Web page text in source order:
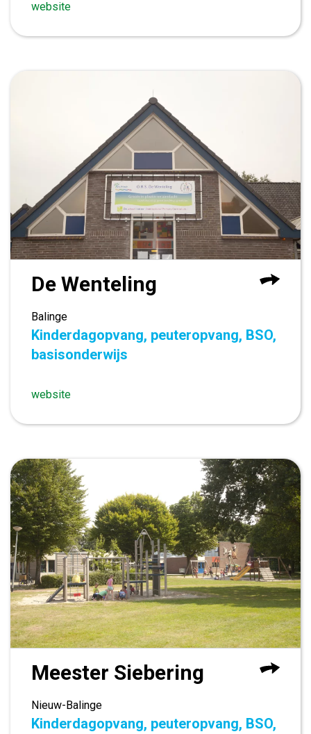
website
De Wenteling
Balinge
Kinderdagopvang, peuteropvang, BSO,
basisonderwijs
website
Meester Siebering
Nieuw-Balinge
Kinderdagopvang, peuteropvang, BSO,